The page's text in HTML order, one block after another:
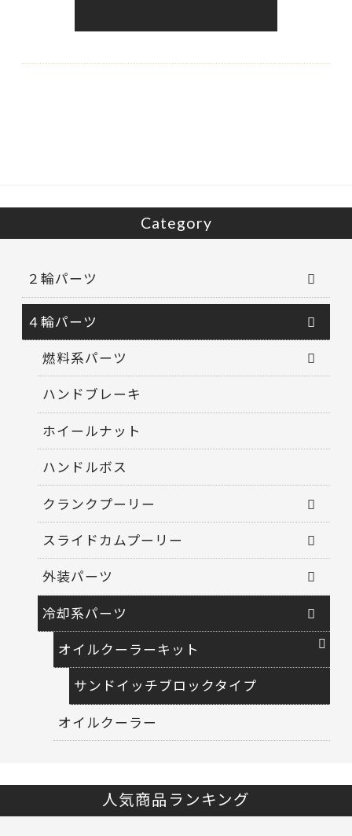
Category
２輪パーツ
４輪パーツ
燃料系パーツ
ハンドブレーキ
ホイールナット
ハンドルボス
クランクプーリー
スライドカムプーリー
外装パーツ
冷却系パーツ
オイルクーラーキット
サンドイッチブロックタイプ
オイルクーラー
人気商品ランキング